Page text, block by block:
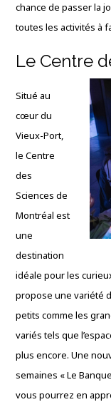
chance de passer la
toutes les activités à
Le Centre
Situé au
cœur du
Vieux-Port,
le Centre
des
Sciences de
Montréal est
une
destination
idéale pour les
propose une variété
petits comme les
variés tels que
plus encore. Une
semaines « Le
vous pourrez en